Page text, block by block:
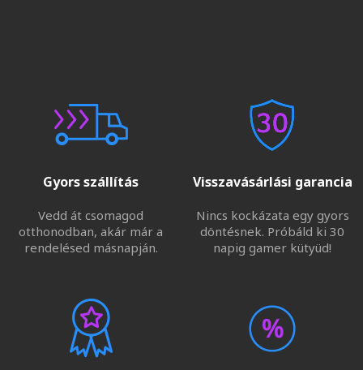
Gyors szállítás
Vedd át csomagod
otthonodban, akár már a
rendelésed másnapján.
Visszavásárlási garancia
Nincs kockázata egy gyors
döntésnek. Próbáld ki 30
napig gamer kütyüd!